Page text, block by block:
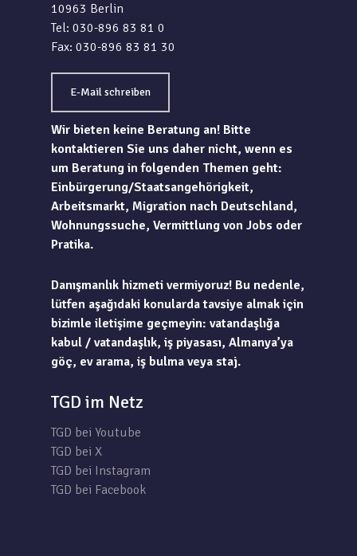
10963 Berlin
Tel: 030-896 83 81 0
Fax: 030-896 83 81 30
E-Mail schreiben
Wir bieten keine Beratung an! Bitte
kontaktieren Sie uns daher nicht, wenn es
um Beratung in folgenden Themen geht:
Einbürgerung/Staatsangehörigkeit,
Arbeitsmarkt, Migration nach Deutschland,
Wohnungssuche, Vermittlung von Jobs oder
Pratika.
Danışmanlık hizmeti vermiyoruz! Bu nedenle,
lütfen aşağıdaki konularda tavsiye almak için
bizimle iletişime geçmeyin: vatandaşlığa
kabul / vatandaşlık, iş piyasası, Almanya’ya
göç, ev arama, iş bulma veya staj.
TGD im Netz
TGD bei Youtube
TGD bei X
TGD bei Instagram
TGD bei Facebook